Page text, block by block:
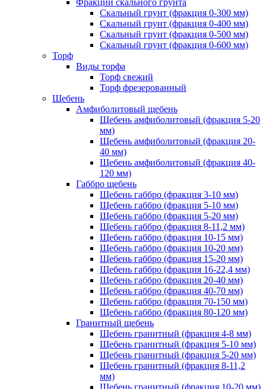
Фракции скального грунта
Скальный грунт (фракция 0-300 мм)
Скальный грунт (фракция 0-400 мм)
Скальный грунт (фракция 0-500 мм)
Скальный грунт (фракция 0-600 мм)
Торф
Виды торфа
Торф свежий
Торф фрезерованный
Щебень
Амфиболитовый щебень
Щебень амфиболитовый (фракция 5-20
мм)
Щебень амфиболитовый (фракция 20-
40 мм)
Щебень амфиболитовый (фракция 40-
120 мм)
Габбро щебень
Щебень габбро (фракция 3-10 мм)
Щебень габбро (фракция 5-10 мм)
Щебень габбро (фракция 5-20 мм)
Щебень габбро (фракция 8-11,2 мм)
Щебень габбро (фракция 10-15 мм)
Щебень габбро (фракция 10-20 мм)
Щебень габбро (фракция 15-20 мм)
Щебень габбро (фракция 16-22,4 мм)
Щебень габбро (фракция 20-40 мм)
Щебень габбро (фракция 40-70 мм)
Щебень габбро (фракция 70-150 мм)
Щебень габбро (фракция 80-120 мм)
Гранитный щебень
Щебень гранитный (фракция 4-8 мм)
Щебень гранитный (фракция 5-10 мм)
Щебень гранитный (фракция 5-20 мм)
Щебень гранитный (фракция 8-11,2
мм)
Щебень гранитный (фракция 10-20 мм)